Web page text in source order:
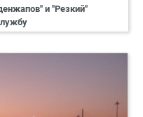
и "Резкий"